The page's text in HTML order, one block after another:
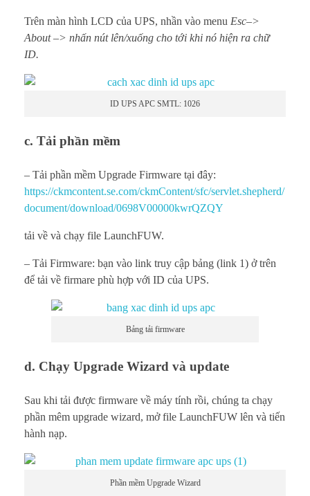
Trên màn hình LCD của UPS, nhần vào menu Esc–>
About –> nhấn nút lên/xuống cho tới khi nó hiện ra chữ
ID.
ID UPS APC SMTL: 1026
c. Tải phần mềm
– Tải phần mềm Upgrade Firmware tại đây:
https://ckmcontent.se.com/ckmContent/sfc/servlet.shepherd/
document/download/0698V00000kwrQZQY
tải về và chạy file LaunchFUW.
– Tải Firmware: bạn vào link truy cập bảng (link 1) ở trên
để tải về firmare phù hợp với ID của UPS.
Bảng tải firmware
d. Chạy Upgrade Wizard và update
Sau khi tải được firmware về máy tính rồi, chúng ta chạy
phần mêm upgrade wizard, mở file LaunchFUW lên và tiến
hành nạp.
Phần mềm Upgrade Wizard